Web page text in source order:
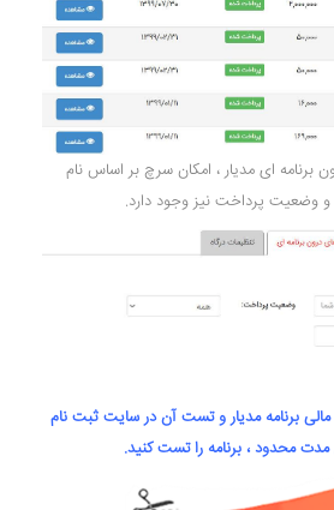
ای مدیار ، امکان سرچ بر اساس نام
و وضعیت پرداخت نیز وجود دارد.
برنامه مدیار و تست آن در سایت ثبت نام
مدت محدود ، برنامه را تست کنید.